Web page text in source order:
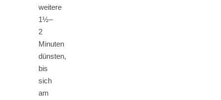
weitere
1½–
2
Minuten
dünsten,
bis
sich
am